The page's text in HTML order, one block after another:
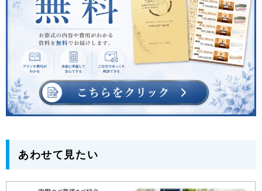
あわせて見たい